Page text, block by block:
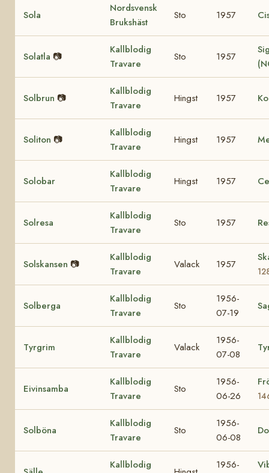
Sola
Nordsvensk
Brukshäst
Sto 1957
Solatla 📷
Kallblodig
Travare
Sto 1957
Solbrun 📷
Kallblodig
Travare
Hingst 1957
Soliton 📷
Kallblodig
Travare
Hingst 1957
Solobar
Kallblodig
Travare
Hingst 1957
Solresa
Kallblodig
Travare
Sto 1957
Solskansen 📷
Kallblodig
Travare
Valack 1957
Solberga
Kallblodig
Travare
Sto
1956-
07-19
Tyrgrim
Kallblodig
Travare
Valack
1956-
07-08
Eivinsamba
Kallblodig
Travare
Sto
1956-
06-26
Solböna
Kallblodig
Travare
Sto
1956-
06-08
Kallblodig
1956-